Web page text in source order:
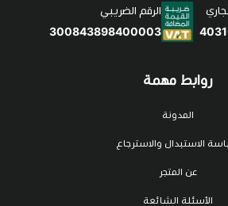
روابط مهمة
المدونة
الاستبدال والاسترجاع
عن المتجر
الأسئلة الشائعة
الرقم الضريبي
300843898400003